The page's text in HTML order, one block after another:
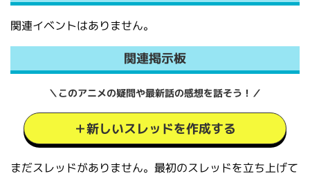
関連イベントはありません。
関連掲示板
＼このアニメの疑問や最新話の感想を話そう！／
＋新しいスレッドを作成する
まだスレッドがありません。最初のスレッドを立ち上げて